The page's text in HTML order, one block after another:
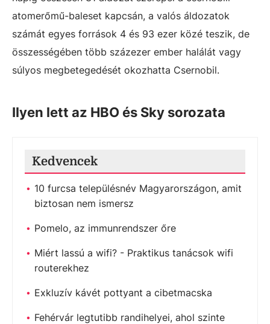
atomerőmű-baleset kapcsán, a valós áldozatok
számát egyes források 4 és 93 ezer közé teszik, de
összességében több százezer ember halálát vagy
súlyos megbetegedését okozhatta Csernobil.
Ilyen lett az HBO és Sky sorozata
Kedvencek
10 furcsa településnév Magyarországon, amit
biztosan nem ismersz
Pomelo, az immunrendszer őre
Miért lassú a wifi? - Praktikus tanácsok wifi
routerekhez
Exkluzív kávét pottyant a cibetmacska
Fehérvár legtutibb randihelyei, ahol szinte